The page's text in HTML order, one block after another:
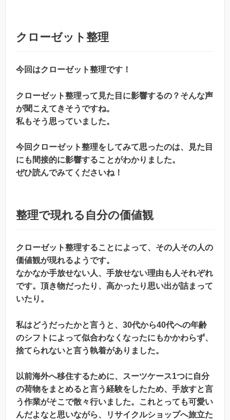
クローゼット整理
今回はクローゼット整理です！
クローゼット整理って見た目に影響するの？そんな声
が聞こえてきそうですね。
私もそう思っていました。
今回クローゼット整理をしてみて思ったのは、見た目
にも間接的に影響することがわかりました。
ぜひ読んでみてくださいね！
整理で現れる自分の価値観
クローゼット整理することによって、その人その人の
価値観が現れるようです。
なかなか手放せない人、手放せない理由も人それぞれ
です。頂き物だったり、高かったり思い出が詰まって
いたり。
私はどうだったかと言うと、30代から40代への年齢
のシフトによって似合わなくなったにもかかわらず、
捨てられないと言う執着がありました。
以前海外へ移住するために、スーツケース1つに自分
の荷物をまとめると言う経験をしたため、手放すと言
う作業がそこで散々行いました。これとっても可愛い
んだよなと思いながら、リサイクルショップへ旅立た